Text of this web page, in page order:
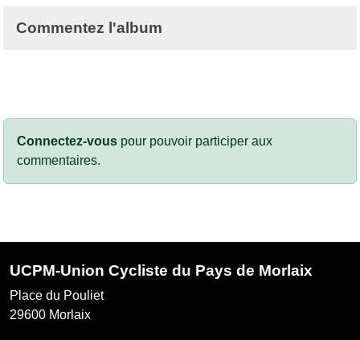
Commentez l'album
Connectez-vous pour pouvoir participer aux
commentaires.
UCPM-Union Cycliste du Pays de Morlaix
Place du Pouliet
29600 Morlaix